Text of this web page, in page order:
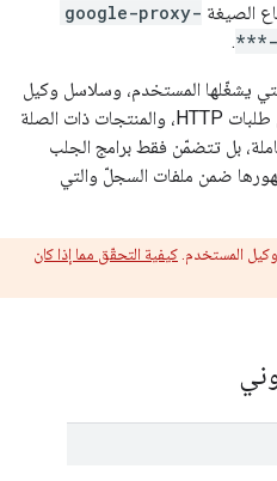
الصيغة google-proxy-
.
يشغّلها المستخدم، وسلاسل وكيل
المستخدم الخاصة بها كما تظهر في طلبات HTTP، والمنتجات ذات الصلة
بل تتضمّن فقط برامج الجلب
ضمن ملفات السجلّ والتي
المستخدم. كيفية التحقّق مما إذا كان